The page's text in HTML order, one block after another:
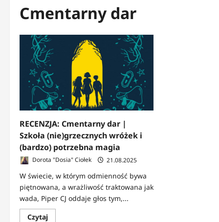
Cmentarny dar
RECENZJA: Cmentarny dar |
Szkoła (nie)grzecznych wróżek i
(bardzo) potrzebna magia
Dorota "Dosia" Ciołek 21.08.2025
W świecie, w którym odmienność bywa
piętnowana, a wrażliwość traktowana jak
wada, Piper CJ oddaje głos tym,...
CzytajDowiedz